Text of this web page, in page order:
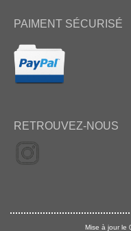
PAIMENT SÉCURISÉ
RETROUVEZ-NOUS
Mise à jour le